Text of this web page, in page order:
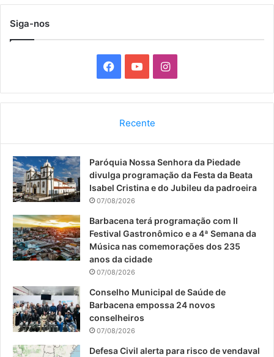
Siga-nos
a
b
o
k
o
u
b
I
n
a
g
a
Recente
Paróquia Nossa Senhora da Piedade
divulga programação da Festa da Beata
Isabel Cristina e do Jubileu da padroeira
07/08/2026
Barbacena terá programação com II
Festival Gastronômico e a 4ª Semana da
Música nas comemorações dos 235
anos da cidade
07/08/2026
Conselho Municipal de Saúde de
Barbacena empossa 24 novos
conselheiros
07/08/2026
Defesa Civil alerta para risco de vendaval